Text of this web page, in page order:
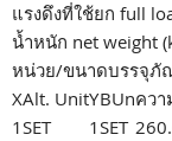
แรงดึงที่ใช้ยก full
น้ำหนัก net weight
หน่วย/ขนาดบรรจุ
XAlt. UnitYBUnควา
1SET 1SET